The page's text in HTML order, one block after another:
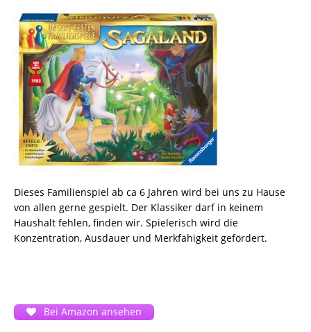
Dieses Familienspiel ab ca 6 Jahren wird bei uns zu Hause
von allen gerne gespielt. Der Klassiker darf in keinem
Haushalt fehlen, finden wir. Spielerisch wird die
Konzentration, Ausdauer und Merkfähigkeit gefördert.
Bei Amazon ansehen